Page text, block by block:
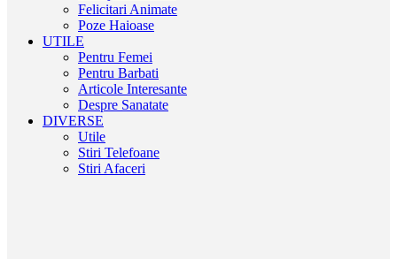
Felicitari Animate
Poze Haioase
UTILE
Pentru Femei
Pentru Barbati
Articole Interesante
Despre Sanatate
DIVERSE
Utile
Stiri Telefoane
Stiri Afaceri